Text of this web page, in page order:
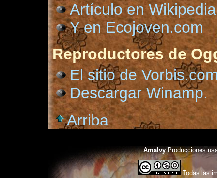
Artículo en
Y en Ecojoven.com
Reproductores de
El sitio de
Descargar Winamp.
Arriba
AmalvyProducciones
Todas las